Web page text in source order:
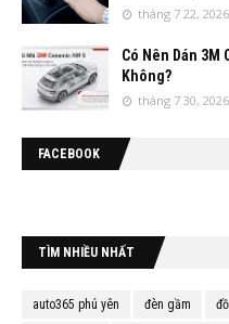
tháng 7 22, 2026
Có Nên Dán 3M
Không?
tháng 7 30, 2026
FACEBOOK
TÌM NHIỀU NHẤT
auto365 phú yên đèn gầm